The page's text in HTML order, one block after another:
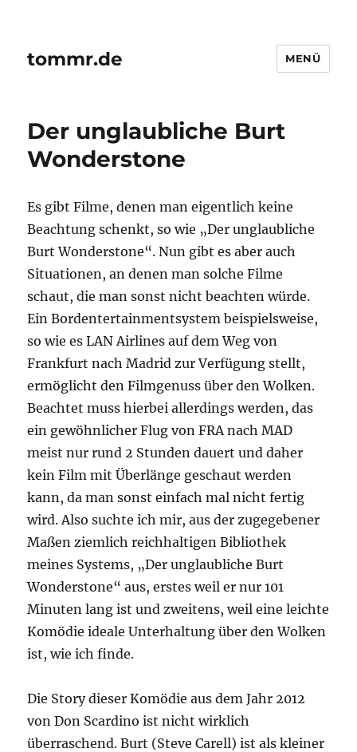
tommr.de MENÜ
Der unglaubliche Burt
Wonderstone
Es gibt Filme, denen man eigentlich keine
Beachtung schenkt, so wie „Der unglaubliche
Burt Wonderstone“. Nun gibt es aber auch
Situationen, an denen man solche Filme
schaut, die man sonst nicht beachten würde.
Ein Bordentertainmentsystem beispielsweise,
so wie es LAN Airlines auf dem Weg von
Frankfurt nach Madrid zur Verfügung stellt,
ermöglicht den Filmgenuss über den Wolken.
Beachtet muss hierbei allerdings werden, das
ein gewöhnlicher Flug von FRA nach MAD
meist nur rund 2 Stunden dauert und daher
kein Film mit Überlänge geschaut werden
kann, da man sonst einfach mal nicht fertig
wird. Also suchte ich mir, aus der zugegebener
Maßen ziemlich reichhaltigen Bibliothek
meines Systems, „Der unglaubliche Burt
Wonderstone“ aus, erstes weil er nur 101
Minuten lang ist und zweitens, weil eine leichte
Komödie ideale Unterhaltung über den Wolken
ist, wie ich finde.
Die Story dieser Komödie aus dem Jahr 2012
von Don Scardino ist nicht wirklich
überraschend. Burt (Steve Carell) ist als kleiner